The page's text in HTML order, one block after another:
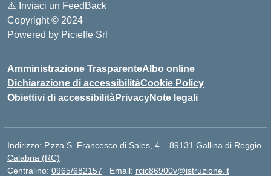
⚠️ Inviaci un FeedBack
Copyright © 2024
Powered by Picieffe Srl
Amministrazione TrasparenteAlbo online
Dichiarazione di accessibilitàCookie Policy
Obiettivi di accessibilitàPrivacyNote legali
Indirizzo: P.zza S. Francesco di Sales, 4 – 89131 Gallina di Reggio
Calabria (RC)
Centralino: 0965/682157 Email: rcic86900v@istruzione.it